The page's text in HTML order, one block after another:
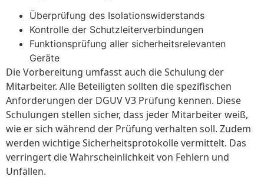
Überprüfung des Isolationswiderstands
Kontrolle der Schutzleiterverbindungen
Funktionsprüfung aller sicherheitsrelevanten
Geräte
Die Vorbereitung umfasst auch die Schulung der
Mitarbeiter. Alle Beteiligten sollten die spezifischen
Anforderungen der DGUV V3 Prüfung kennen. Diese
Schulungen stellen sicher, dass jeder Mitarbeiter weiß,
wie er sich während der Prüfung verhalten soll. Zudem
werden wichtige Sicherheitsprotokolle vermittelt. Das
verringert die Wahrscheinlichkeit von Fehlern und
Unfällen.